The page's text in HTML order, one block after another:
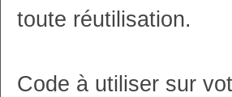
toute réutilisation.
Code à utiliser sur